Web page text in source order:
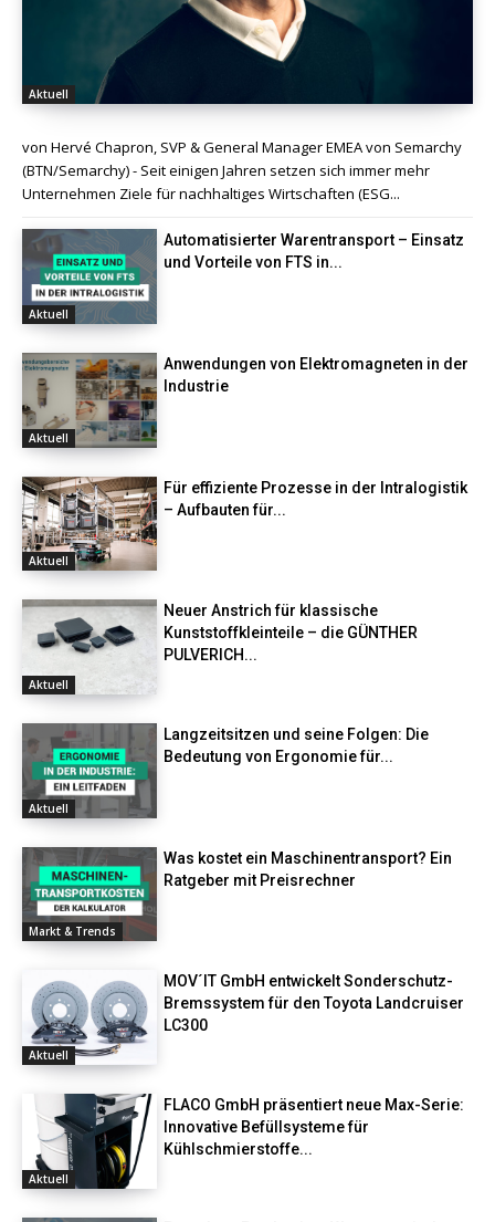
Aktuell
von Hervé Chapron, SVP & General Manager EMEA von Semarchy
(BTN/Semarchy) - Seit einigen Jahren setzen sich immer mehr
Unternehmen Ziele für nachhaltiges Wirtschaften (ESG...
Aktuell
Automatisierter Warentransport – Einsatz
und Vorteile von FTS in...
Aktuell
Anwendungen von Elektromagneten in der
Industrie
Aktuell
Für effiziente Prozesse in der Intralogistik
– Aufbauten für...
Aktuell
Neuer Anstrich für klassische
Kunststoffkleinteile – die GÜNTHER
PULVERICH...
Aktuell
Langzeitsitzen und seine Folgen: Die
Bedeutung von Ergonomie für...
Markt & Trends
Was kostet ein Maschinentransport? Ein
Ratgeber mit Preisrechner
Aktuell
MOV´IT GmbH entwickelt Sonderschutz-
Bremssystem für den Toyota Landcruiser
LC300
Aktuell
FLACO GmbH präsentiert neue Max-Serie:
Innovative Befüllsysteme für
Kühlschmierstoffe...